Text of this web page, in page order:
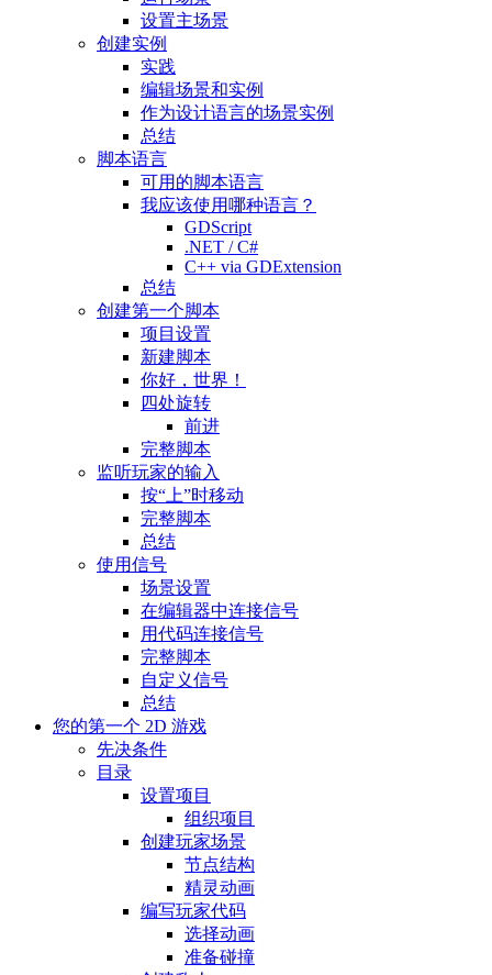
设置主场景
创建实例
实践
编辑场景和实例
作为设计语言的场景实例
总结
脚本语言
可用的脚本语言
我应该使用哪种语言？
GDScript
.NET / C#
C++ via GDExtension
总结
创建第一个脚本
项目设置
新建脚本
你好，世界！
四处旋转
前进
完整脚本
监听玩家的输入
按“上”时移动
完整脚本
总结
使用信号
场景设置
在编辑器中连接信号
用代码连接信号
完整脚本
自定义信号
总结
您的第一个 2D 游戏
先决条件
目录
设置项目
组织项目
创建玩家场景
节点结构
精灵动画
编写玩家代码
选择动画
准备碰撞